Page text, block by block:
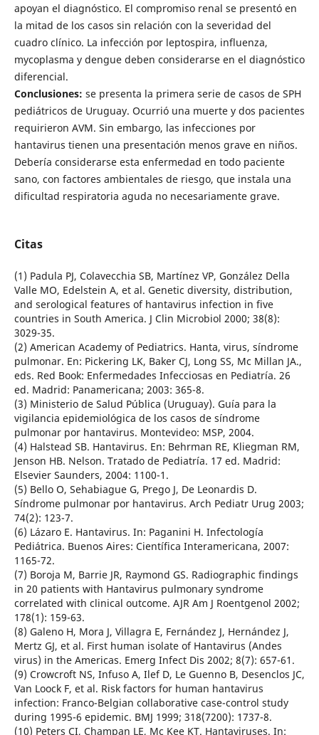
apoyan el diagnóstico. El compromiso renal se presentó en
la mitad de los casos sin relación con la severidad del
cuadro clínico. La infección por leptospira, influenza,
mycoplasma y dengue deben considerarse en el diagnóstico
diferencial.
Conclusiones: se presenta la primera serie de casos de SPH
pediátricos de Uruguay. Ocurrió una muerte y dos pacientes
requirieron AVM. Sin embargo, las infecciones por
hantavirus tienen una presentación menos grave en niños.
Debería considerarse esta enfermedad en todo paciente
sano, con factores ambientales de riesgo, que instala una
dificultad respiratoria aguda no necesariamente grave.
Citas
(1) Padula PJ, Colavecchia SB, Martínez VP, González Della
Valle MO, Edelstein A, et al. Genetic diversity, distribution,
and serological features of hantavirus infection in five
countries in South America. J Clin Microbiol 2000; 38(8):
3029-35.
(2) American Academy of Pediatrics. Hanta, virus, síndrome
pulmonar. En: Pickering LK, Baker CJ, Long SS, Mc Millan JA.,
eds. Red Book: Enfermedades Infecciosas en Pediatría. 26
ed. Madrid: Panamericana; 2003: 365-8.
(3) Ministerio de Salud Pública (Uruguay). Guía para la
vigilancia epidemiológica de los casos de síndrome
pulmonar por hantavirus. Montevideo: MSP, 2004.
(4) Halstead SB. Hantavirus. En: Behrman RE, Kliegman RM,
Jenson HB. Nelson. Tratado de Pediatría. 17 ed. Madrid:
Elsevier Saunders, 2004: 1100-1.
(5) Bello O, Sehabiague G, Prego J, De Leonardis D.
Síndrome pulmonar por hantavirus. Arch Pediatr Urug 2003;
74(2): 123-7.
(6) Lázaro E. Hantavirus. In: Paganini H. Infectología
Pediátrica. Buenos Aires: Científica Interamericana, 2007:
1165-72.
(7) Boroja M, Barrie JR, Raymond GS. Radiographic findings
in 20 patients with Hantavirus pulmonary syndrome
correlated with clinical outcome. AJR Am J Roentgenol 2002;
178(1): 159-63.
(8) Galeno H, Mora J, Villagra E, Fernández J, Hernández J,
Mertz GJ, et al. First human isolate of Hantavirus (Andes
virus) in the Americas. Emerg Infect Dis 2002; 8(7): 657-61.
(9) Crowcroft NS, Infuso A, Ilef D, Le Guenno B, Desenclos JC,
Van Loock F, et al. Risk factors for human hantavirus
infection: Franco-Belgian collaborative case-control study
during 1995-6 epidemic. BMJ 1999; 318(7200): 1737-8.
(10) Peters CI, Champan LE, Mc Kee KT. Hantaviruses. In: